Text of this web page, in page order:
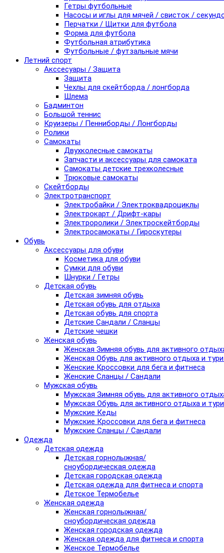
Гетры футбольные
Насосы и иглы для мячей / свисток /
Перчатки / Щитки для футбола
Форма для футбола
Футбольная атрибутика
Футбольные / футзальные мячи
Летний спорт
Акссесуары / Защита
Защита
Чехлы для скейтборда / лонгборда
Шлема
Бадминтон
Большой теннис
Круизеры / Пенниборды / Лонгборды
Ролики
Самокаты
Двухколесные самокаты
Запчасти и аксессуары для самоката
Самокаты детские трехколесные
Трюковые самокаты
Скейтборды
Электротранспорт
Электробайки / Электроквадроциклы
Электрокарт / Дрифт-кары
Электроролики / Электроскейтборды
Электросамокаты / Гироскутеры
Обувь
Аксессуары для обуви
Косметика для обуви
Сумки для обуви
Шнурки / Гетры
Детская обувь
Детская зимняя обувь
Детская обувь для отдыха
Детская обувь для спорта
Детские Сандали / Сланцы
Детские чешки
Женская обувь
Женская Зимняя обувь для активного
Женская Обувь для активного отдыха и
Женские Кроссовки для бега и фитнеса
Женские Сланцы / Сандали
Мужская обувь
Мужская Зимняя обувь для активного
Мужская Обувь для активного отдыха и
Мужские Кеды
Мужские Кроссовки для бега и фитнеса
Мужские Сланцы / Сандали
Одежда
Детская одежда
Детская горнолыжная/
сноубордическая одежда
Детская городская одежда
Детская одежда для фитнеса и спорта
Детское Термобелье
Женская одежда
Женская горнолыжная/
сноубордическая одежда
Женская городская одежда
Женская одежда для фитнеса и спорта
Женское Термобелье